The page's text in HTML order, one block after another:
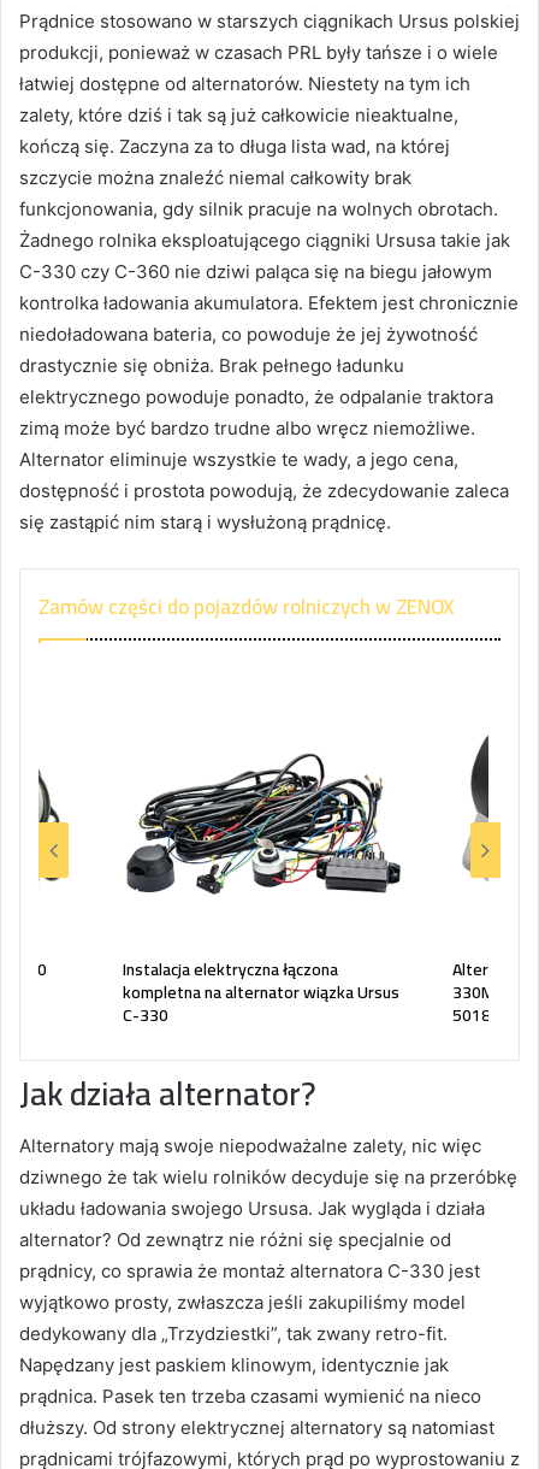
Prądnice stosowano w starszych ciągnikach Ursus polskiej
produkcji, ponieważ w czasach PRL były tańsze i o wiele
łatwiej dostępne od alternatorów. Niestety na tym ich
zalety, które dziś i tak są już całkowicie nieaktualne,
kończą się. Zaczyna za to długa lista wad, na której
szczycie można znaleźć niemal całkowity brak
funkcjonowania, gdy silnik pracuje na wolnych obrotach.
Żadnego rolnika eksploatującego ciągniki Ursusa takie jak
C-330 czy C-360 nie dziwi paląca się na biegu jałowym
kontrolka ładowania akumulatora. Efektem jest chronicznie
niedoładowana bateria, co powoduje że jej żywotność
drastycznie się obniża. Brak pełnego ładunku
elektrycznego powoduje ponadto, że odpalanie traktora
zimą może być bardzo trudne albo wręcz niemożliwe.
Alternator eliminuje wszystkie te wady, a jego cena,
dostępność i prostota powodują, że zdecydowanie zaleca
się zastąpić nim starą i wysłużoną prądnicę.
Zamów części do pojazdów rolniczych w ZENOX
360 Instalacja elektryczna łączona
kompletna na alternator wiązka Ursus
C-330
Alternator
330M C-
50183001
Jak działa alternator?
Alternatory mają swoje niepodważalne zalety, nic więc
dziwnego że tak wielu rolników decyduje się na przeróbkę
układu ładowania swojego Ursusa. Jak wygląda i działa
alternator? Od zewnątrz nie różni się specjalnie od
prądnicy, co sprawia że montaż alternatora C-330 jest
wyjątkowo prosty, zwłaszcza jeśli zakupiliśmy model
dedykowany dla „Trzydziestki”, tak zwany retro-fit.
Napędzany jest paskiem klinowym, identycznie jak
prądnica. Pasek ten trzeba czasami wymienić na nieco
dłuższy. Od strony elektrycznej alternatory są natomiast
prądnicami trójfazowymi, których prąd po wyprostowaniu z